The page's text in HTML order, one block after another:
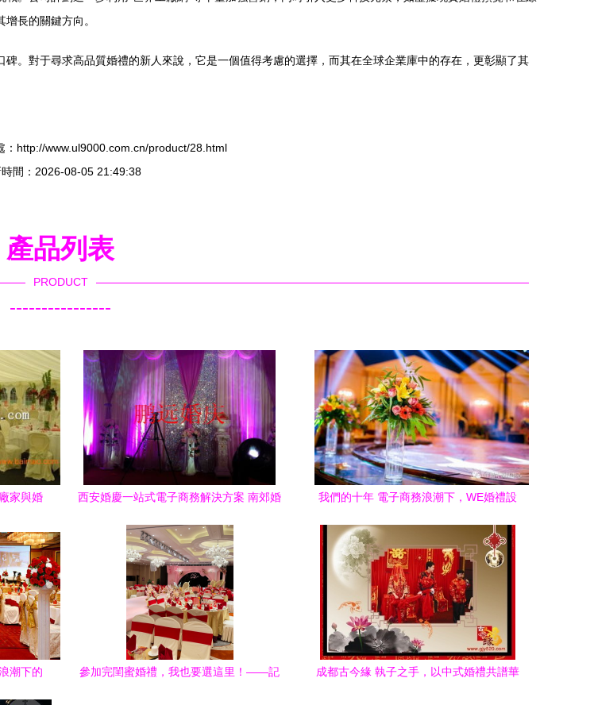
長的關鍵方向。
。對于尋求高品質婚禮的新人來說，它是一個值得考慮的選擇，而其在全球企業庫中的存在，更彰顯了其
：http://www.ul9000.com.cn/product/28.html
間：2026-08-05 21:49:38
產品列表
PRODUCT
----------------
家與婚
西安婚慶一站式電子商務解決方案 南郊婚
我們的十年 電子商務浪潮下，WE婚禮設
潮下的
參加完閨蜜婚禮，我也要選這里！——記
成都古今緣 執子之手，以中式婚禮共譜華